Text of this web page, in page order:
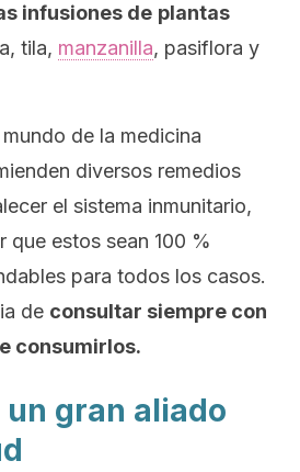
infusiones de plantas
tila, manzanilla, pasiflora y
de la medicina
diversos remedios
el sistema inmunitario,
que estos sean 100 %
para todos los casos.
de consultar siempre con
consumirlos.
un gran aliado